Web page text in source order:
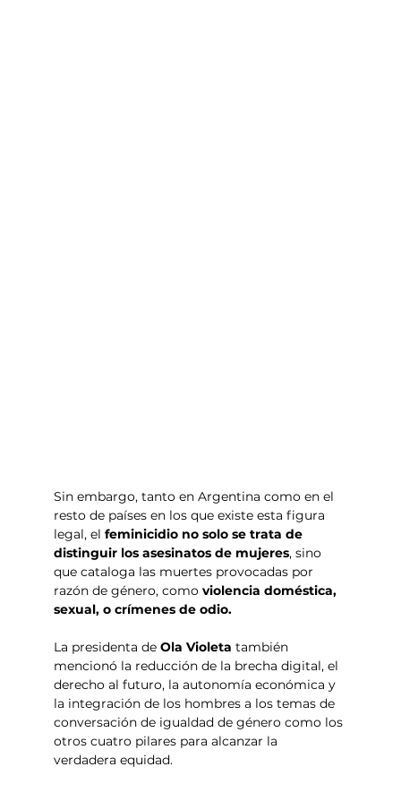
Sin embargo, tanto en Argentina como en el
resto de países en los que existe esta figura
legal, el feminicidio no solo se trata de
distinguir los asesinatos de mujeres, sino
que cataloga las muertes provocadas por
razón de género, como violencia doméstica,
sexual, o crímenes de odio.
La presidenta de Ola Violeta también
mencionó la reducción de la brecha digital, el
derecho al futuro, la autonomía económica y
la integración de los hombres a los temas de
conversación de igualdad de género como los
otros cuatro pilares para alcanzar la
verdadera equidad.